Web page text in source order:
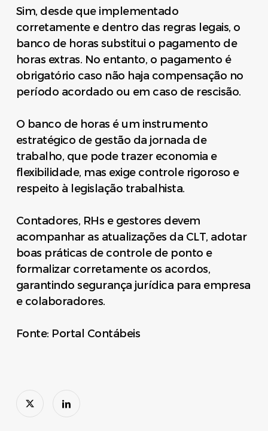
Sim, desde que implementado
corretamente e dentro das regras legais, o
banco de horas substitui o pagamento de
horas extras. No entanto, o pagamento é
obrigatório caso não haja compensação no
período acordado ou em caso de rescisão.
O banco de horas é um instrumento
estratégico de gestão da jornada de
trabalho, que pode trazer economia e
flexibilidade, mas exige controle rigoroso e
respeito à legislação trabalhista.
Contadores, RHs e gestores devem
acompanhar as atualizações da CLT, adotar
boas práticas de controle de ponto e
formalizar corretamente os acordos,
garantindo segurança jurídica para empresa
e colaboradores.
Fonte: Portal Contábeis